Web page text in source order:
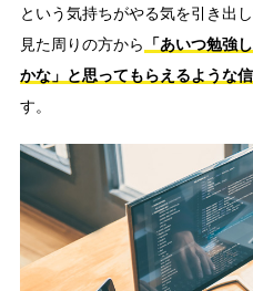
という気持ちがやる気を引き出
見た周りの方から
「あいつ勉強
かな」と思ってもらえるような
す。